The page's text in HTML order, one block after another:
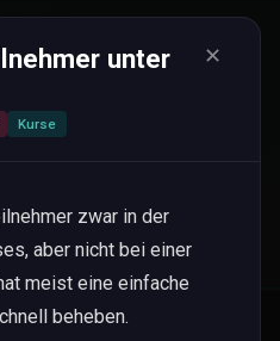
unter
Kurse
✕
zwar in der
aber nicht bei einer
meist eine einfache
beheben.
Verein zu